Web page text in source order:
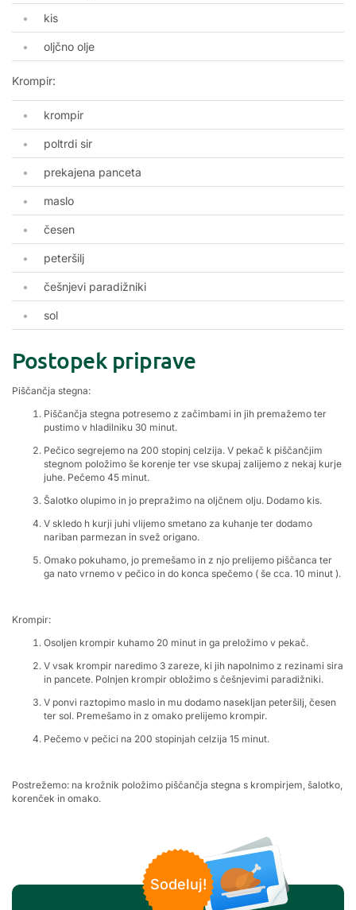
kis
oljčno olje
Krompir:
krompir
poltrdi sir
prekajena panceta
maslo
česen
peteršilj
češnjevi paradižniki
sol
Postopek priprave
Piščančja stegna:
Piščančja stegna potresemo z začimbami in jih premažemo ter
pustimo v hladilniku 30 minut.
Pečico segrejemo na 200 stopinj celzija. V pekač k piščančjim
stegnom položimo še korenje ter vse skupaj zalijemo z nekaj kurje
juhe. Pečemo 45 minut.
Šalotko olupimo in jo prepražimo na oljčnem olju. Dodamo kis.
V skledo h kurji juhi vlijemo smetano za kuhanje ter dodamo
nariban parmezan in svež origano.
Omako pokuhamo, jo premešamo in z njo prelijemo piščanca ter
ga nato vrnemo v pečico in do konca spečemo ( še cca. 10 minut ).
Krompir:
Osoljen krompir kuhamo 20 minut in ga preložimo v pekač.
V vsak krompir naredimo 3 zareze, ki jih napolnimo z rezinami sira
in pancete. Polnjen krompir obložimo s češnjevimi paradižniki.
V ponvi raztopimo maslo in mu dodamo nasekljan peteršilj, česen
ter sol. Premešamo in z omako prelijemo krompir.
Pečemo v pečici na 200 stopinjah celzija 15 minut.
Postrežemo: na krožnik položimo piščančja stegna s krompirjem, šalotko,
korenček in omako.
Sodeluj!